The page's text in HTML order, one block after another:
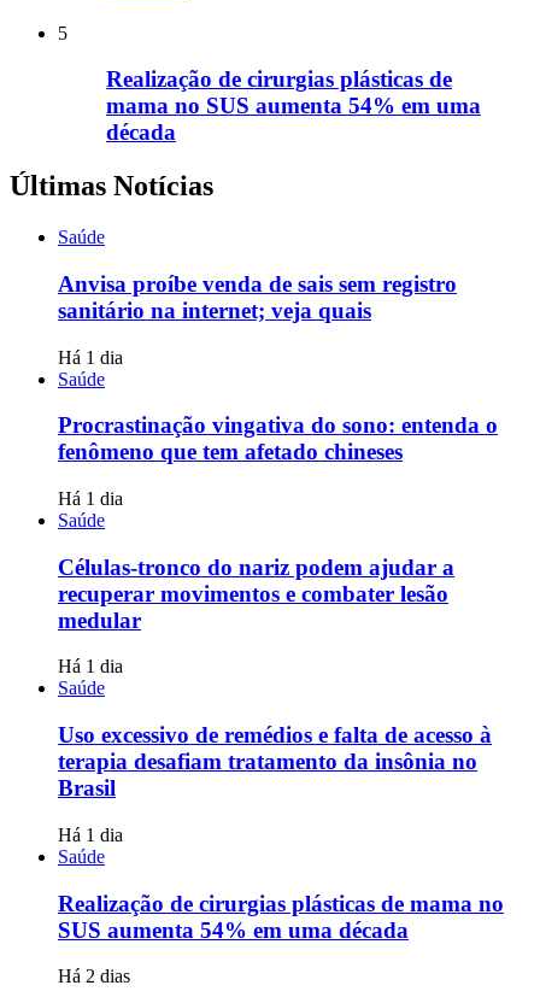
5
Realização de cirurgias plásticas de
mama no SUS aumenta 54% em uma
década
Últimas Notícias
Saúde
Anvisa proíbe venda de sais sem registro
sanitário na internet; veja quais
Há 1 dia
Saúde
Procrastinação vingativa do sono: entenda o
fenômeno que tem afetado chineses
Há 1 dia
Saúde
Células-tronco do nariz podem ajudar a
recuperar movimentos e combater lesão
medular
Há 1 dia
Saúde
Uso excessivo de remédios e falta de acesso à
terapia desafiam tratamento da insônia no
Brasil
Há 1 dia
Saúde
Realização de cirurgias plásticas de mama no
SUS aumenta 54% em uma década
Há 2 dias